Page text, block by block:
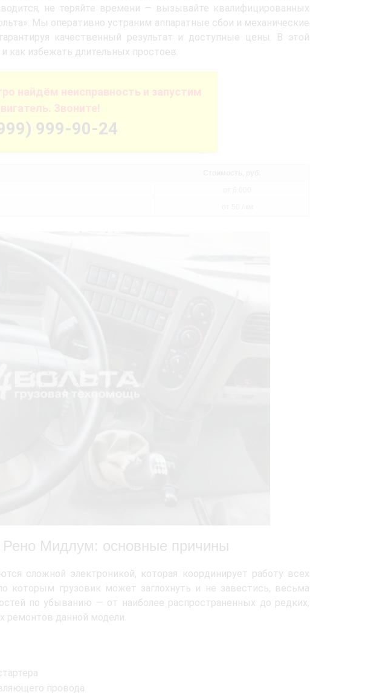
не теряйте времени — вызывайте квалифицированных
Мы оперативно устраним аппаратные сбои и механические
качественный результат и доступные цены. В этой
как избежать длительных простоев.
найдём неисправность и запустим
Звоните!
999-90-24
Рено Мидлум: основные причины
сложной электроникой, которая координирует работу всех
которым грузовик может заглохнуть и не завестись, весьма
по убыванию — от наиболее распространенных до редких,
ремонтов данной модели.
провода